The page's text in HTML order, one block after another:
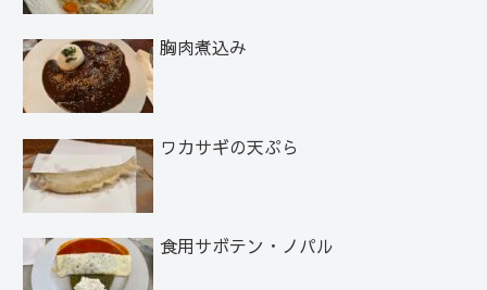
胸肉煮込み
ワカサギの天ぷら
食用サボテン・ノパル